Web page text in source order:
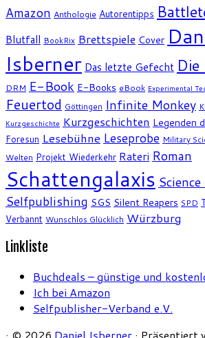
Amazon Anthologie Autorentipps
Blutfall BookRix Brettspiele Cover
Isberner Das letzte Gefecht
DRM E-Book E-Books eBook Experimental
Feuertod Göttingen Infinite Monkey
Kurzgeschichte Kurzgeschichten Legenden
Foresun Lesebühne Leseprobe Military
Welten Projekt Wiederkehr Rateri Roman
Schattengalaxis
Selfpublishing SGS Silent Reapers SPD
Verbannt Wunschlos Glücklich Würzburg
Linkliste
Buchdeals – günstige und
Ich bei Amazon
Selfpublisher-Verband e.V.
· © 2026 Daniel Isberner · Präsentiert